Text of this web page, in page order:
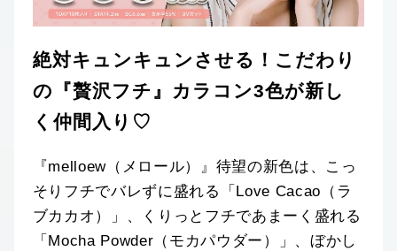
絶対キュンキュンさせる！こだわり
の『贅沢フチ』カラコン3色が新し
く仲間入り♡
『melloew（メロール）』待望の新色は、こっ
そりフチでバレずに盛れる「Love Cacao（ラ
ブカカオ）」、くりっとフチであまーく盛れる
「Mocha Powder（モカパウダー）」、ぼかし